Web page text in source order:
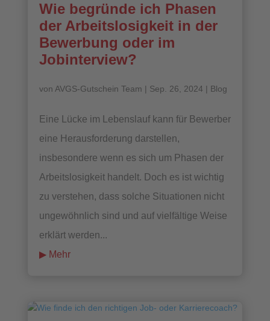
Wie begründe ich Phasen
der Arbeitslosigkeit in der
Bewerbung oder im
Jobinterview?
von AVGS-Gutschein Team | Sep. 26, 2024 | Blog
Eine Lücke im Lebenslauf kann für Bewerber
eine Herausforderung darstellen,
insbesondere wenn es sich um Phasen der
Arbeitslosigkeit handelt. Doch es ist wichtig
zu verstehen, dass solche Situationen nicht
ungewöhnlich sind und auf vielfältige Weise
erklärt werden...
mehr lesen